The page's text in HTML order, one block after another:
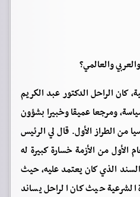
والعالمي؟
كان الراحل الدكتور عبد الكريم
ومرجعا عميقا وخبيرا بشؤون
من الطراز الأول. قال لي الرئيس
الأول من الأزمة خسارة كبيرة له
الذي كان يعتمد عليه، حيث
الشرعية حيث كان الراحل يساند